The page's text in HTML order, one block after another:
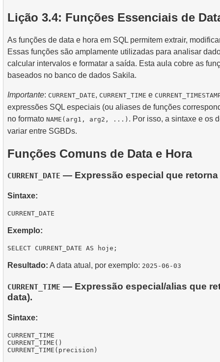
8.Cenários e Técnicas Práticas de JOIN
9.Algoritmos de Junção
Operações sobre conjuntos de dados
Introducao aos indices SQL
4. Como os Índices B-tree Funcionam
2.Encontrar a Ocupação de Voo por Tarifa
3.Mapa de Assentos da Aeronave
Lição 3.4: Funções Essenciais de
As funções de data e hora em SQL permitem extrair,
Essas funções são amplamente utilizadas para analisar
calcular intervalos e formatar a saída. Esta aula cobre as
baseados no banco de dados Sakila.
Importante: CURRENT_DATE, CURRENT_TIME e
expressões SQL especiais (ou aliases de funções
no formato NAME(arg1, arg2, ...) . Por isso, a sintaxe e os
variar entre SGBDs.
Funções Comuns de Data e Hora
CURRENT_DATE — Expressão especial que retorna
Sintaxe:
Exemplo:
Resultado: A data atual, por exemplo: 2025-06-03
CURRENT_TIME — Expressão especial/alias que
data).
Sintaxe:
CURRENT_TIME
CURRENT_TIME()